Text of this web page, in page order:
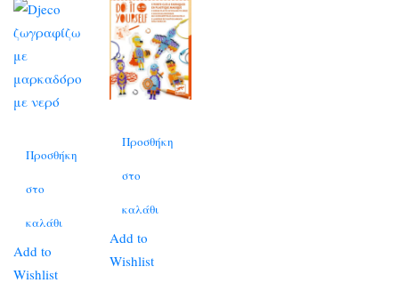
Προσθήκη
στο
καλάθι
Add to
Wishlist
Προσθήκη
στο
καλάθι
Add to
Wishlist